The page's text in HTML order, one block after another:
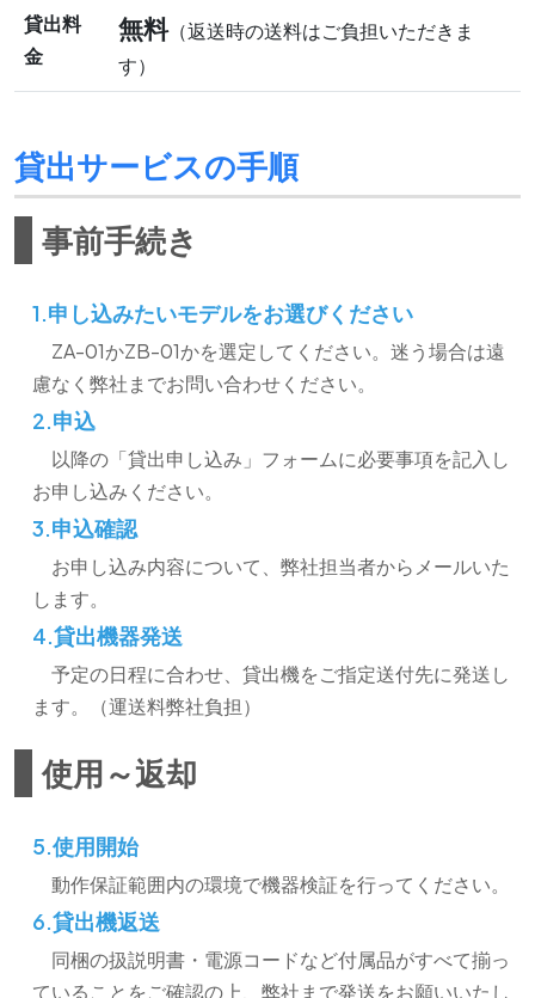
貸出料
金
無料（返送時の送料はご負担いただきま
す）
貸出サービスの手順
事前手続き
1.申し込みたいモデルをお選びください
ZA-01かZB-01かを選定してください。迷う場合は遠
慮なく弊社までお問い合わせください。
2.申込
以降の「貸出申し込み」フォームに必要事項を記入し
お申し込みください。
3.申込確認
お申し込み内容について、弊社担当者からメールいた
します。
4.貸出機器発送
予定の日程に合わせ、貸出機をご指定送付先に発送し
ます。（運送料弊社負担）
使用～返却
5.使用開始
動作保証範囲内の環境で機器検証を行ってください。
6.貸出機返送
同梱の扱説明書・電源コードなど付属品がすべて揃っ
ていることをご確認の上、弊社まで発送をお願いいたし